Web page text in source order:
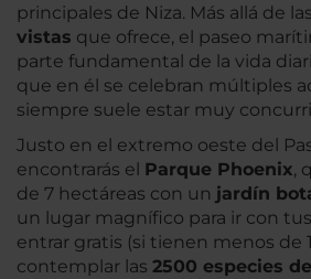
principales de Niza. Más allá de las
vistas que ofrece, el paseo
parte fundamental de la vida
que en él se celebran múltiples
siempre suele estar muy
Justo en el extremo oeste del
encontrarás el Parque Phoenix,
de 7 hectáreas con un jardín
un lugar magnífico para ir con
entrar gratis (si tienen menos de
contemplar las 2500 especies